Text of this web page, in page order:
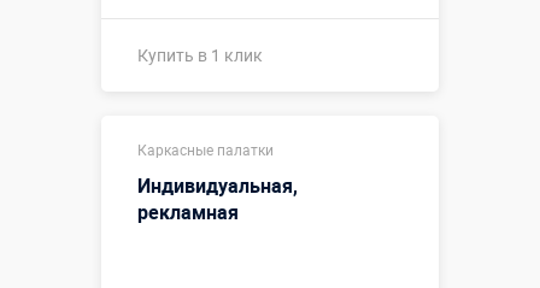
Купить в 1 клик
Каркасные палатки
Индивидуальная,
рекламная